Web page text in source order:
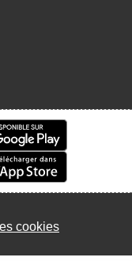
cookies